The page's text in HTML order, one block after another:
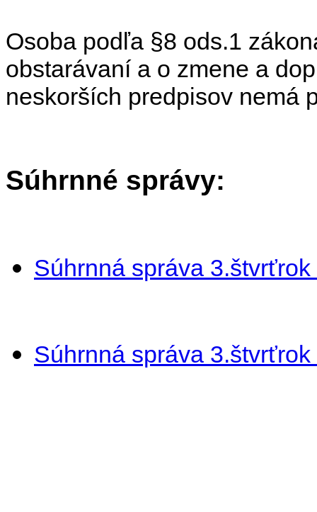
Osoba podľa §8 ods.1
obstarávaní a o zmene a
neskorších predpisov nemá
Súhrnné správy:
Súhrnná správa 3.štvrťrok
Súhrnná správa 3.štvrťrok